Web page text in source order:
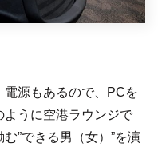
源もあるので、PCを
ように空港ラウンジで
”できる男（女）”を演